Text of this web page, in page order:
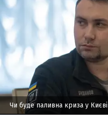
Чи буде паливна криза у Києві